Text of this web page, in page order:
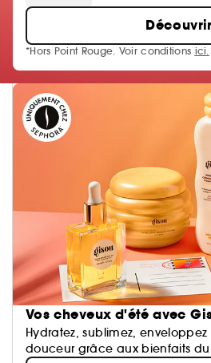
Découvrir
*Hors Point Rouge. Voir conditions ici.
Vos cheveux d'été avec
Hydratez, sublimez,
douceur grâce aux bienfaits du